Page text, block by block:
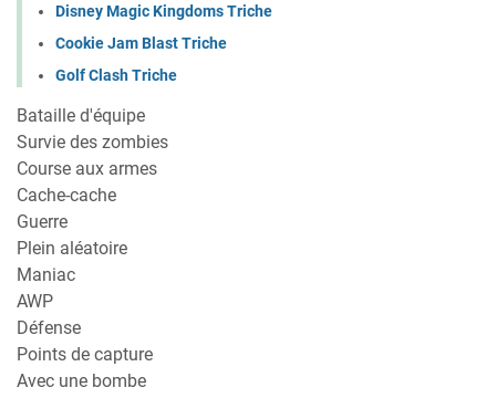
Disney Magic Kingdoms Triche
Cookie Jam Blast Triche
Golf Clash Triche
Bataille d'équipe
Survie des zombies
Course aux armes
Cache-cache
Guerre
Plein aléatoire
Maniac
AWP
Défense
Points de capture
Avec une bombe